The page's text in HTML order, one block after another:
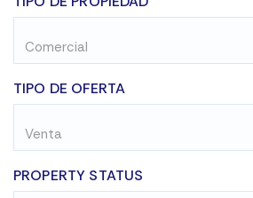
Comercial
TIPO DE OFERTA
Venta
PROPERTY STATUS